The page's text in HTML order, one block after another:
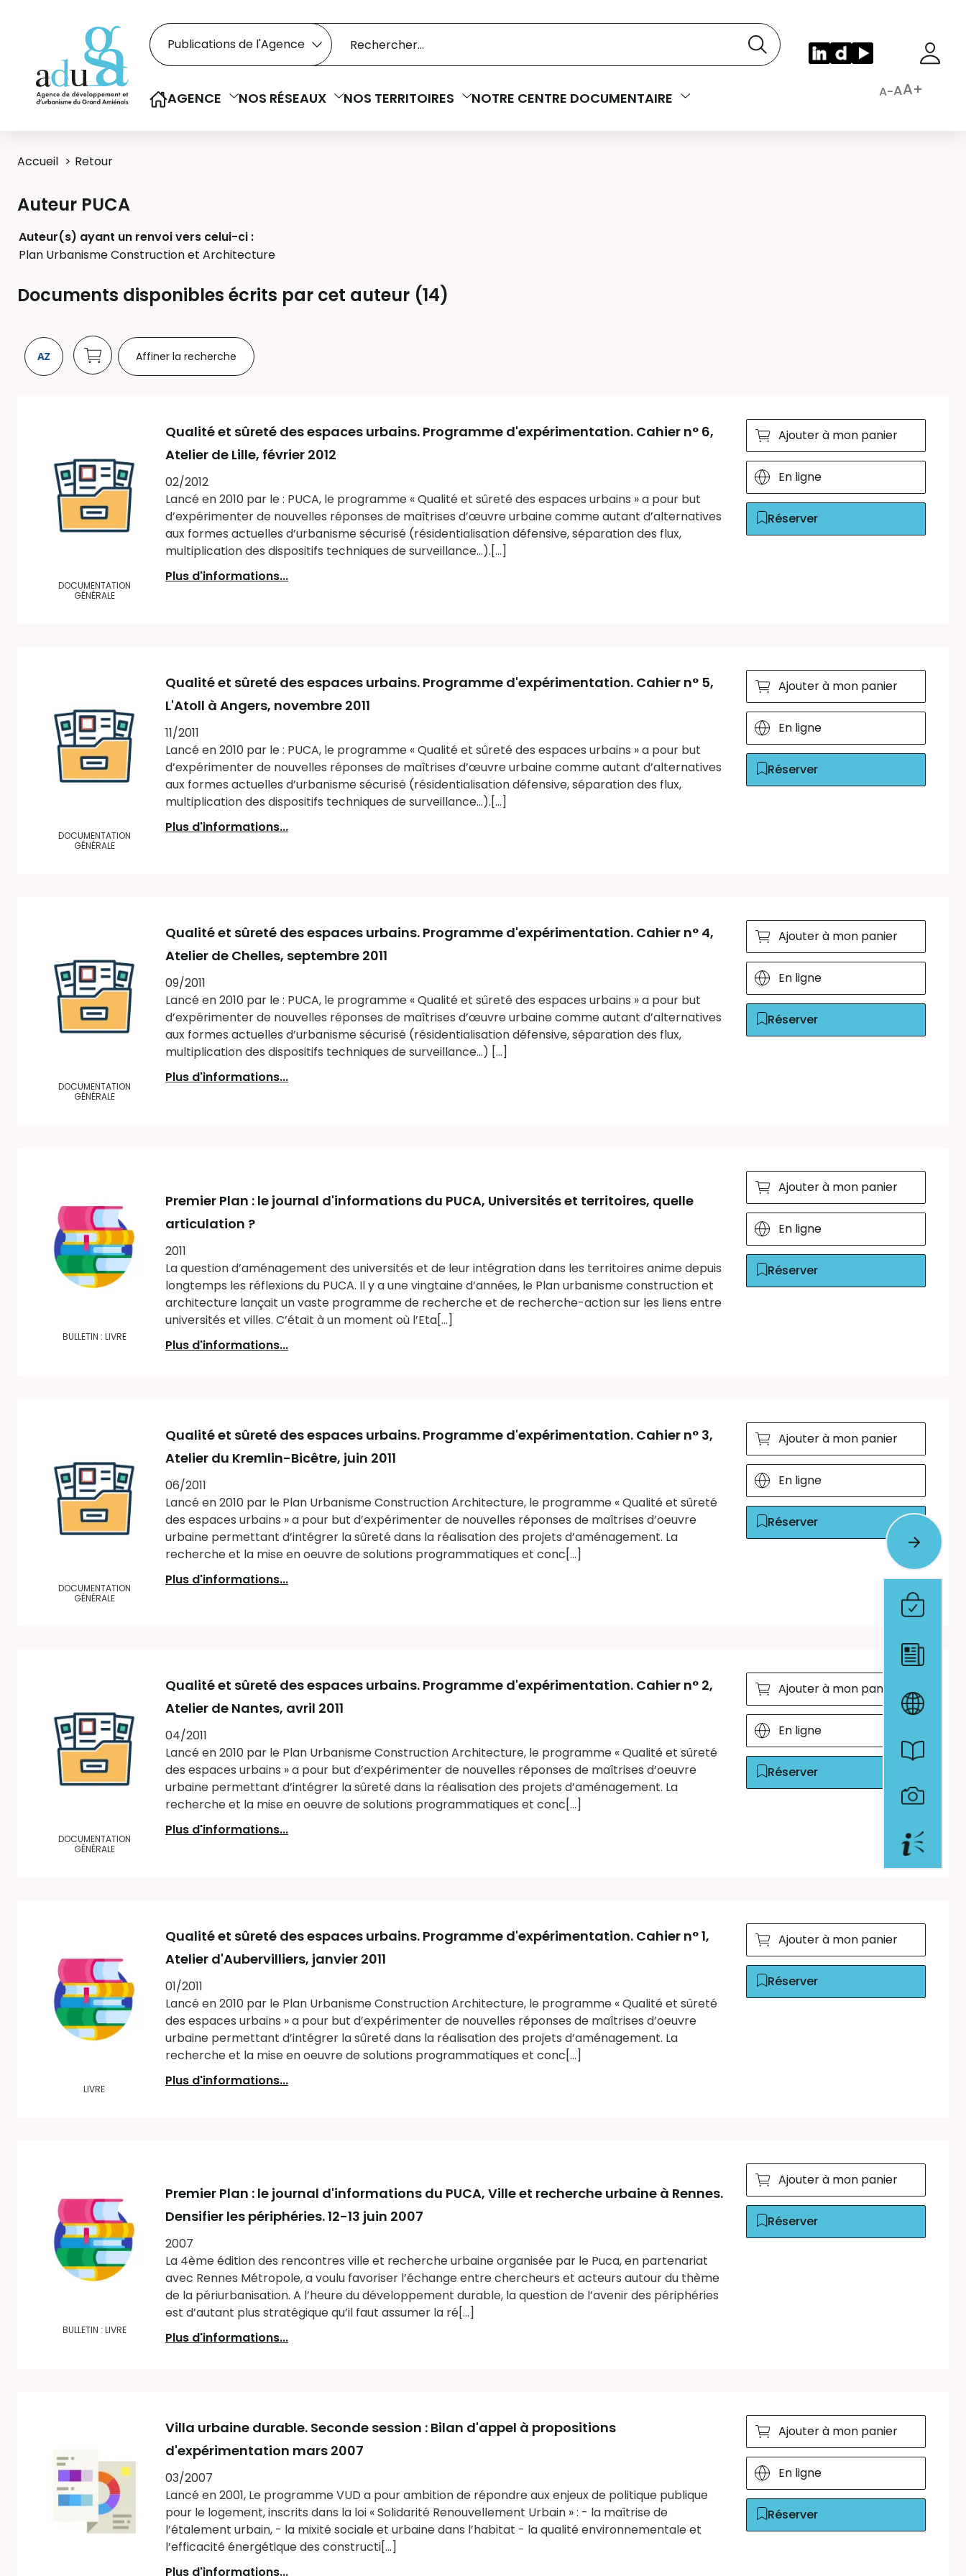
Rechercher dans le catalogue
Recherche
Sélectionner le type de la recherche
AGENCE NOS RÉSEAUX NOS TERRITOIRES NOTRE CENTRE DOCUMENTAIRE A-AA+
Accueil Retour
Auteur PUCA
Auteur(s) ayant un renvoi vers celui-ci :
Plan Urbanisme Construction et Architecture
Documents disponibles écrits par cet auteur (14)
Affiner la recherche
DOCUMENTATION
GÉNÉRALE
Qualité et sûreté des espaces urbains. Programme d'expérimentation. Cahier n° 6,
Atelier de Lille, février 2012
02/2012
Lancé en 2010 par le : PUCA, le programme « Qualité et sûreté des espaces urbains » a pour but
d’expérimenter de nouvelles réponses de maîtrises d’œuvre urbaine comme autant d’alternatives
aux formes actuelles d’urbanisme sécurisé (résidentialisation défensive, séparation des flux,
multiplication des dispositifs techniques de surveillance...).[...]
Plus d'informations...
Ajouter à mon panier
En ligne
Réserver
DOCUMENTATION
GÉNÉRALE
Qualité et sûreté des espaces urbains. Programme d'expérimentation. Cahier n° 5,
L'Atoll à Angers, novembre 2011
11/2011
Lancé en 2010 par le : PUCA, le programme « Qualité et sûreté des espaces urbains » a pour but
d’expérimenter de nouvelles réponses de maîtrises d’œuvre urbaine comme autant d’alternatives
aux formes actuelles d’urbanisme sécurisé (résidentialisation défensive, séparation des flux,
multiplication des dispositifs techniques de surveillance...).[...]
Plus d'informations...
Ajouter à mon panier
En ligne
Réserver
DOCUMENTATION
GÉNÉRALE
Qualité et sûreté des espaces urbains. Programme d'expérimentation. Cahier n° 4,
Atelier de Chelles, septembre 2011
09/2011
Lancé en 2010 par le : PUCA, le programme « Qualité et sûreté des espaces urbains » a pour but
d’expérimenter de nouvelles réponses de maîtrises d’œuvre urbaine comme autant d’alternatives
aux formes actuelles d’urbanisme sécurisé (résidentialisation défensive, séparation des flux,
multiplication des dispositifs techniques de surveillance...) [...]
Plus d'informations...
Ajouter à mon panier
En ligne
Réserver
BULLETIN : LIVRE
Premier Plan : le journal d'informations du PUCA, Universités et territoires, quelle
articulation ?
2011
La question d’aménagement des universités et de leur intégration dans les territoires anime depuis
longtemps les réflexions du PUCA. Il y a une vingtaine d’années, le Plan urbanisme construction et
architecture lançait un vaste programme de recherche et de recherche-action sur les liens entre
universités et villes. C’était à un moment où l’Eta[...]
Plus d'informations...
Ajouter à mon panier
En ligne
Réserver
DOCUMENTATION
GÉNÉRALE
Qualité et sûreté des espaces urbains. Programme d'expérimentation. Cahier n° 3,
Atelier du Kremlin-Bicêtre, juin 2011
06/2011
Lancé en 2010 par le Plan Urbanisme Construction Architecture, le programme « Qualité et sûreté
des espaces urbains » a pour but d’expérimenter de nouvelles réponses de maîtrises d’oeuvre
urbaine permettant d’intégrer la sûreté dans la réalisation des projets d’aménagement. La
recherche et la mise en oeuvre de solutions programmatiques et conc[...]
Plus d'informations...
Ajouter à mon panier
En ligne
Réserver
DOCUMENTATION
GÉNÉRALE
Qualité et sûreté des espaces urbains. Programme d'expérimentation. Cahier n° 2,
Atelier de Nantes, avril 2011
04/2011
Lancé en 2010 par le Plan Urbanisme Construction Architecture, le programme « Qualité et sûreté
des espaces urbains » a pour but d’expérimenter de nouvelles réponses de maîtrises d’oeuvre
urbaine permettant d’intégrer la sûreté dans la réalisation des projets d’aménagement. La
recherche et la mise en oeuvre de solutions programmatiques et conc[...]
Plus d'informations...
Ajouter à mon panier
En ligne
Réserver
LIVRE
Qualité et sûreté des espaces urbains. Programme d'expérimentation. Cahier n° 1,
Atelier d'Aubervilliers, janvier 2011
01/2011
Lancé en 2010 par le Plan Urbanisme Construction Architecture, le programme « Qualité et sûreté
des espaces urbains » a pour but d’expérimenter de nouvelles réponses de maîtrises d’oeuvre
urbaine permettant d’intégrer la sûreté dans la réalisation des projets d’aménagement. La
recherche et la mise en oeuvre de solutions programmatiques et conc[...]
Plus d'informations...
Ajouter à mon panier
Réserver
BULLETIN : LIVRE
Premier Plan : le journal d'informations du PUCA, Ville et recherche urbaine à Rennes.
Densifier les périphéries. 12-13 juin 2007
2007
La 4ème édition des rencontres ville et recherche urbaine organisée par le Puca, en partenariat
avec Rennes Métropole, a voulu favoriser l’échange entre chercheurs et acteurs autour du thème
de la périurbanisation. A l’heure du développement durable, la question de l’avenir des périphéries
est d’autant plus stratégique qu’il faut assumer la ré[...]
Plus d'informations...
Ajouter à mon panier
Réserver
Villa urbaine durable. Seconde session : Bilan d'appel à propositions
d'expérimentation mars 2007
03/2007
Lancé en 2001, Le programme VUD a pour ambition de répondre aux enjeux de politique publique
pour le logement, inscrits dans la loi « Solidarité Renouvellement Urbain » : - la maîtrise de
l’étalement urbain, - la mixité sociale et urbaine dans l’habitat - la qualité environnementale et
l’efficacité énergétique des constructi[...]
Plus d'informations...
Ajouter à mon panier
En ligne
Réserver